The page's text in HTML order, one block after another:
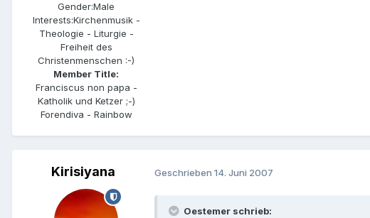
Gender:Male
Interests:Kirchenmusik -
Theologie - Liturgie -
Freiheit des
Christenmenschen :-)
Member Title:
Franciscus non papa -
Katholik und Ketzer ;-)
Forendiva - Rainbow
Kirisiyana Geschrieben 14. Juni 2007
Oestemer schrieb: